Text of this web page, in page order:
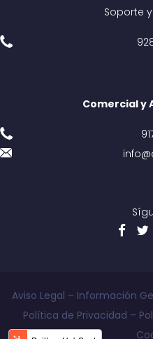
Soporte
Comercial y
Aviso Legal – Información
Política de Privacidad –